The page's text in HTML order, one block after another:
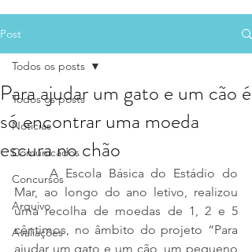
Post
Todos os posts
Noticias
Comunicados
Concursos
Arquivo
Avaliações
Todos os posts
Para ajudar um gato e um cão é
só encontrar uma moeda
escura no chão
	A Escola Básica do Estádio do
Mar, ao longo do ano letivo, realizou
uma recolha de moedas de 1, 2 e 5
cêntimos, no âmbito do projeto “Para
ajudar um gato e um cão, um pequeno